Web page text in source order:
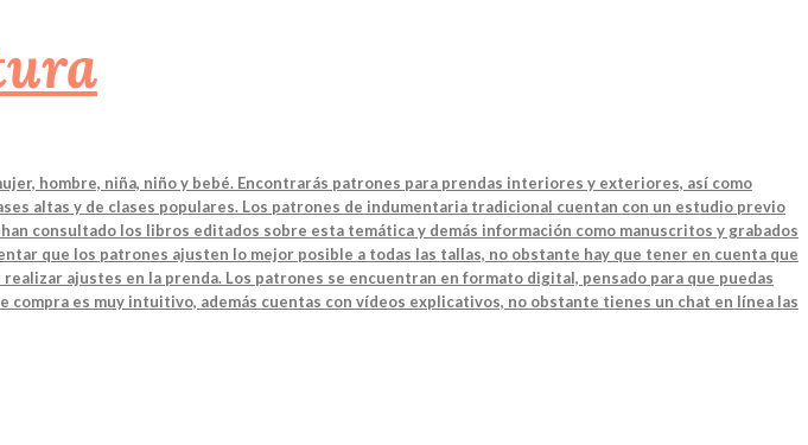
hombre, niña, niño y bebé. Encontrarás patrones para prendas interiores y exteriores, así como
altas y de clases populares. Los patrones de indumentaria tradicional cuentan con un estudio previo
consultado los libros editados sobre esta temática y demás información como manuscritos y grabados
que los patrones ajusten lo mejor posible a todas las tallas, no obstante hay que tener en cuenta que
ajustes en la prenda. Los patrones se encuentran en formato digital, pensado para que puedas
es muy intuitivo, además cuentas con vídeos explicativos, no obstante tienes un chat en línea las